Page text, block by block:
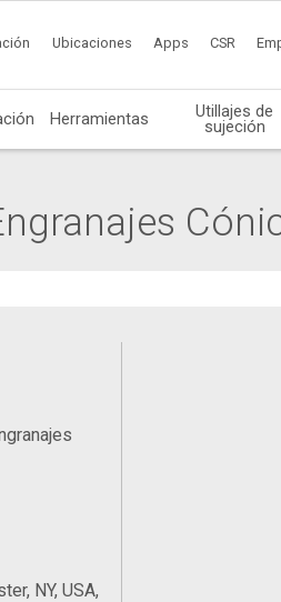
Ubicaciones Apps CSR
Herramientas Utillajes de
sujeción
NY, USA,